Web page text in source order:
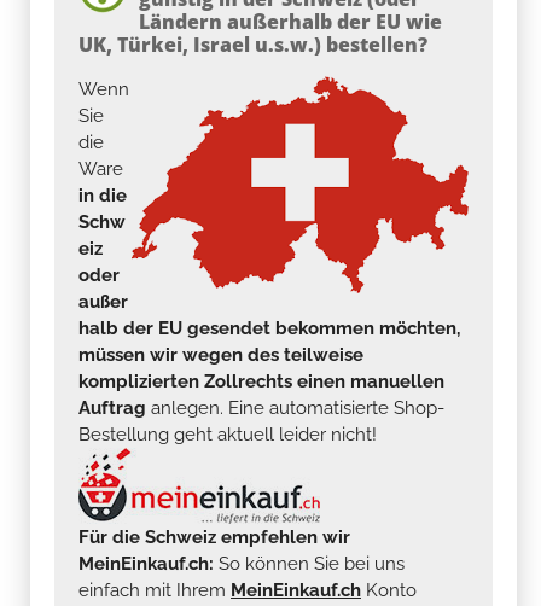
Sie
die
Ware
in die
Schw
eiz
oder
außer
halb der EU gesendet bekommen möchten,
müssen wir wegen des teilweise
komplizierten Zollrechts einen manuellen
Auftrag anlegen. Eine automatisierte Shop-
Bestellung geht aktuell leider nicht!
Für die Schweiz empfehlen wir
MeinEinkauf.ch:So können Sie bei uns
einfach mit IhremMeinEinkauf.ch
einkaufen, als wären Sie ein deutscher Kunde
(inkl. kostenlosem deutschen Versand ab 250